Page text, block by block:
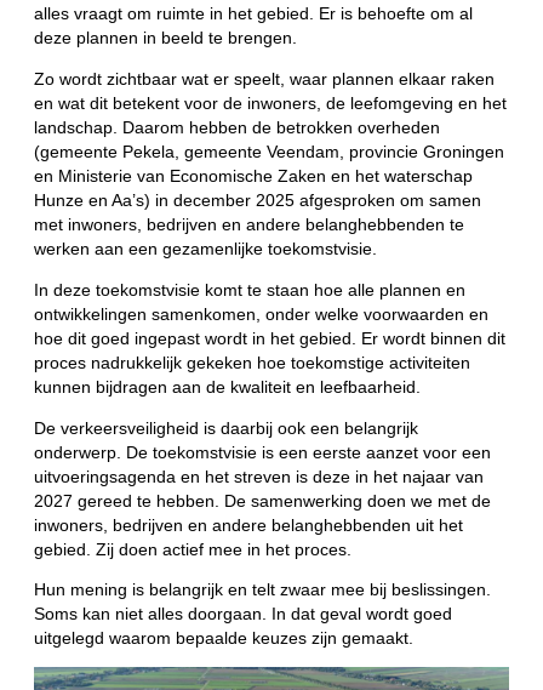
alles vraagt om ruimte in het gebied. Er is behoefte om al
deze plannen in beeld te brengen.
Zo wordt zichtbaar wat er speelt, waar plannen elkaar raken
en wat dit betekent voor de inwoners, de leefomgeving en het
landschap. Daarom hebben de betrokken overheden
(gemeente Pekela, gemeente Veendam, provincie Groningen
en Ministerie van Economische Zaken en het waterschap
Hunze en Aa’s) in december 2025 afgesproken om samen
met inwoners, bedrijven en andere belanghebbenden te
werken aan een gezamenlijke toekomstvisie.
In deze toekomstvisie komt te staan hoe alle plannen en
ontwikkelingen samenkomen, onder welke voorwaarden en
hoe dit goed ingepast wordt in het gebied. Er wordt binnen dit
proces nadrukkelijk gekeken hoe toekomstige activiteiten
kunnen bijdragen aan de kwaliteit en leefbaarheid.
De verkeersveiligheid is daarbij ook een belangrijk
onderwerp. De toekomstvisie is een eerste aanzet voor een
uitvoeringsagenda en het streven is deze in het najaar van
2027 gereed te hebben. De samenwerking doen we met de
inwoners, bedrijven en andere belanghebbenden uit het
gebied. Zij doen actief mee in het proces.
Hun mening is belangrijk en telt zwaar mee bij beslissingen.
Soms kan niet alles doorgaan. In dat geval wordt goed
uitgelegd waarom bepaalde keuzes zijn gemaakt.